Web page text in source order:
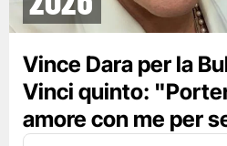
Vince Dara per la
Vinci quinto:
amore con me per